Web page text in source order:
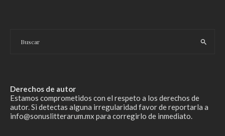
Derechos de autor
Estamos comprometidos con el respeto a los derechos de
autor. Si detectas alguna irregularidad favor de reportarla a
info@sonuslitterarum.mx para corregirlo de inmediato.